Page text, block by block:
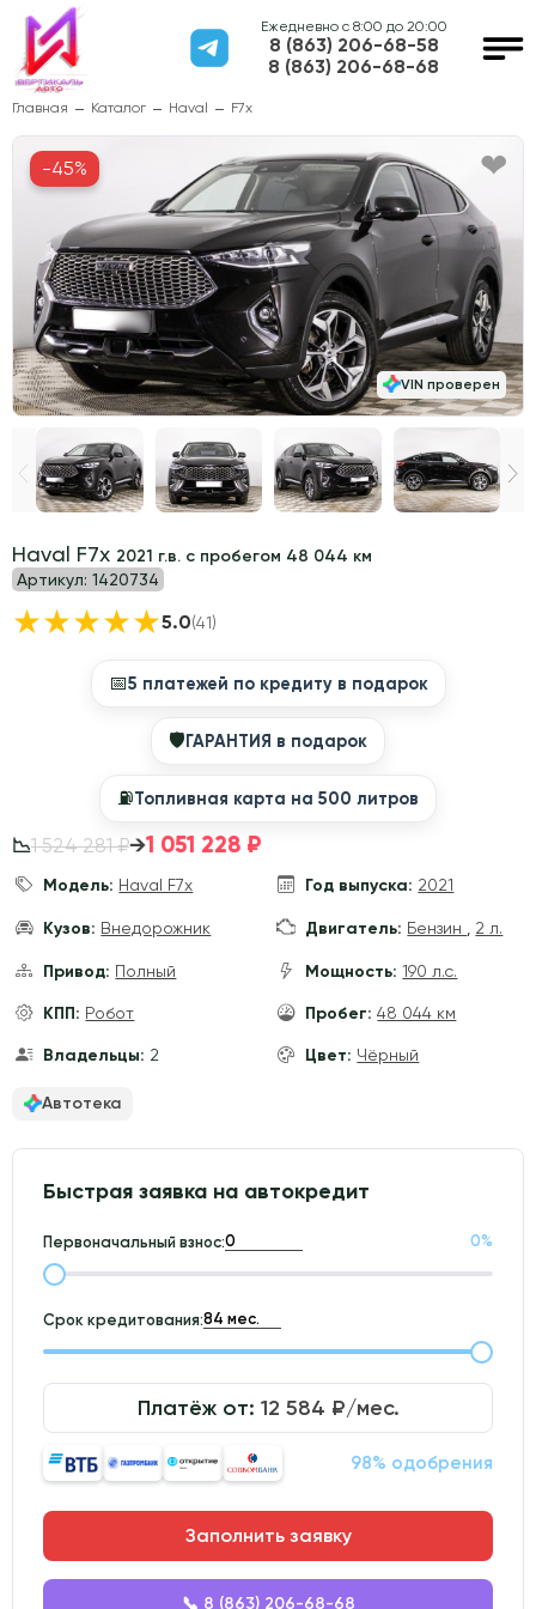
Ежедневно с 8:00 до 20:00
8 (863) 206-68-58
8 (863) 206-68-68
Главная Каталог Haval F7x
Haval F7x 2021 г.в. с пробегом 48 044 км
Артикул: 1420734
★★★★★5.0(41)
📅5 платежей по кредиту в подарок
🛡ГАРАНТИЯ в подарок
⛽️Топливная карта на 500 литров
📉1 524 281 ₽→1 051 228 ₽
Модель: Haval F7x Год выпуска: 2021
Кузов: Внедорожник Двигатель: Бензин 2 л.
Привод: Полный Мощность: 190 л.с.
КПП: Робот Пробег: 48 044 км
Владельцы: 2 Цвет: Чёрный
Автотека
Быстрая заявка на автокредит
Первоначальный взнос: 0%
Срок кредитования:
Платёж от: 12 584 ₽/мес.
98% одобрения
Заполнить заявку
📞 8 (863) 206-68-68
VIN проверен
-45%